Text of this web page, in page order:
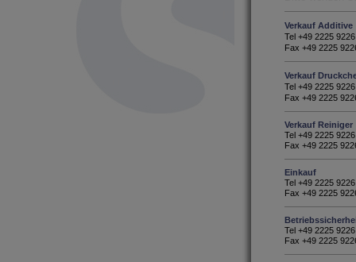
Verkauf Additive
Tel +49 2225
Fax +49 2225
Verkauf
Tel +49 2225
Fax +49 2225
Verkauf Reiniger
Tel +49 2225
Fax +49 2225
Einkauf
Tel +49 2225
Fax +49 2225
Tel +49 2225
Fax +49 2225